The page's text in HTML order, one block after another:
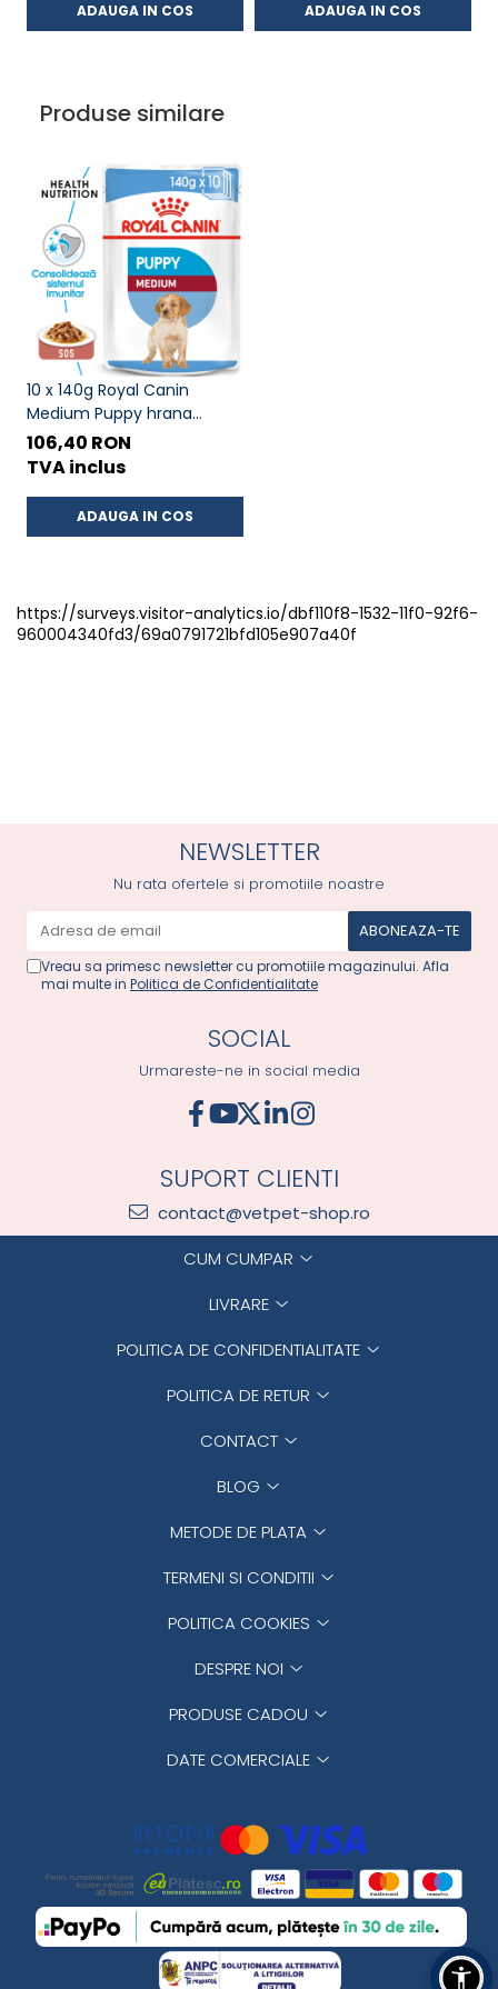
ADAUGA IN COS ADAUGA IN COS
Produse similare
10 x 140g Royal Canin
Medium Puppy hrana
umeda caine junior
106,40 RON
TVA inclus
ADAUGA IN COS
https://surveys.visitor-analytics.io/dbf110f8-1532-11f0-92f6-
960004340fd3/69a0791721bfd105e907a40f
NEWSLETTER
Nu rata ofertele si promotiile noastre
Vreau sa primesc newsletter cu promotiile magazinului. Afla
mai multe in Politica de Confidentialitate
SOCIAL
Urmareste-ne in social media
SUPORT CLIENTI
contact@vetpet-shop.ro
CUM CUMPAR
LIVRARE
POLITICA DE CONFIDENTIALITATE
POLITICA DE RETUR
CONTACT
BLOG
METODE DE PLATA
TERMENI SI CONDITII
POLITICA COOKIES
DESPRE NOI
PRODUSE CADOU
DATE COMERCIALE